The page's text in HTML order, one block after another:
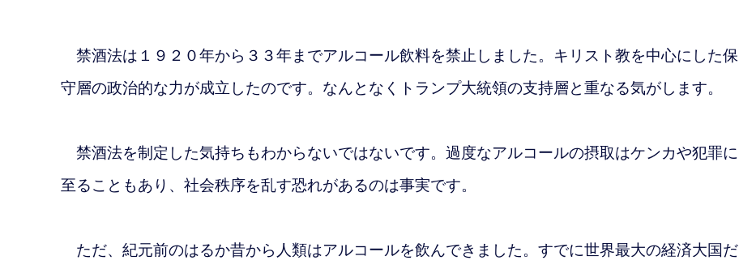
禁酒法は１９２０年から３３年までアルコール飲料を禁止しました。キリスト教を中心にした保
守層の政治的な力が成立したのです。なんとなくトランプ大統領の支持層と重なる気がします。
禁酒法を制定した気持ちもわからないではないです。過度なアルコールの摂取はケンカや犯罪に
至ることもあり、社会秩序を乱す恐れがあるのは事実です。
ただ、紀元前のはるか昔から人類はアルコールを飲んできました。すでに世界最大の経済大国だ